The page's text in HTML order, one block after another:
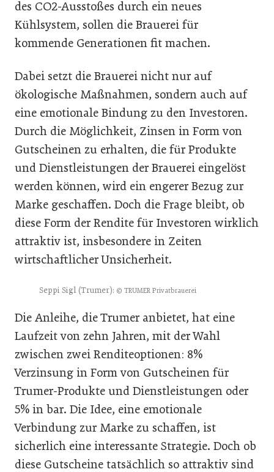
des CO2-Ausstoßes durch ein neues
Kühlsystem, sollen die Brauerei für
kommende Generationen fit machen.
Dabei setzt die Brauerei nicht nur auf
ökologische Maßnahmen, sondern auch auf
eine emotionale Bindung zu den Investoren.
Durch die Möglichkeit, Zinsen in Form von
Gutscheinen zu erhalten, die für Produkte
und Dienstleistungen der Brauerei eingelöst
werden können, wird ein engerer Bezug zur
Marke geschaffen. Doch die Frage bleibt, ob
diese Form der Rendite für Investoren wirklich
attraktiv ist, insbesondere in Zeiten
wirtschaftlicher Unsicherheit.
Seppi Sigl (Trumer): © TRUMER Privatbrauerei
Die Anleihe, die Trumer anbietet, hat eine
Laufzeit von zehn Jahren, mit der Wahl
zwischen zwei Renditeoptionen: 8%
Verzinsung in Form von Gutscheinen für
Trumer-Produkte und Dienstleistungen oder
5% in bar. Die Idee, eine emotionale
Verbindung zur Marke zu schaffen, ist
sicherlich eine interessante Strategie. Doch ob
diese Gutscheine tatsächlich so attraktiv sind